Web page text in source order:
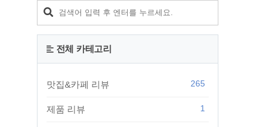
전체 카테고리
맛집&카페 리뷰 265
제품 리뷰 1